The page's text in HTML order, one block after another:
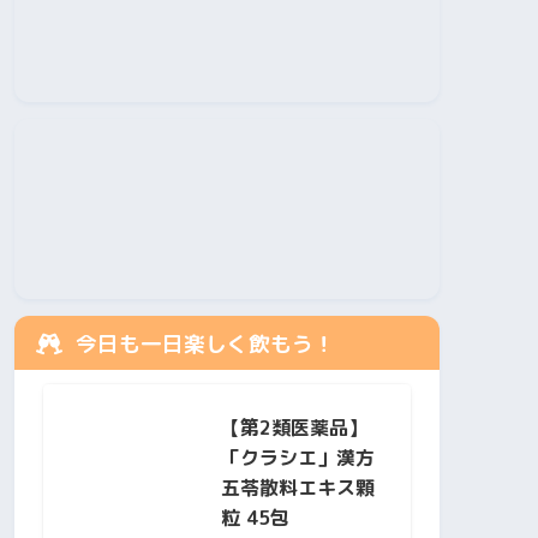
今日も一日楽しく飲もう！
【第2類医薬品】
「クラシエ」漢方
五苓散料エキス顆
粒 45包